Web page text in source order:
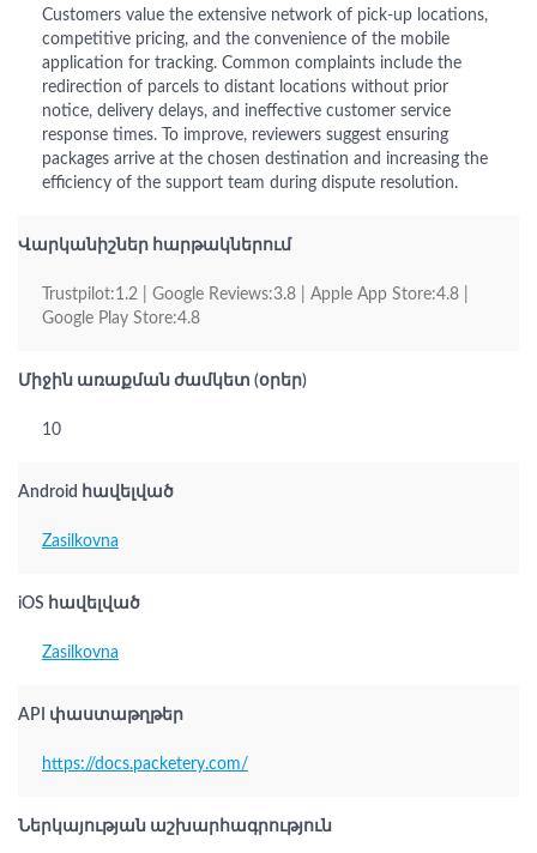
Customers value the extensive network of pick-up locations,
competitive pricing, and the convenience of the mobile
application for tracking. Common complaints include the
redirection of parcels to distant locations without prior
notice, delivery delays, and ineffective customer service
response times. To improve, reviewers suggest ensuring
packages arrive at the chosen destination and increasing the
efficiency of the support team during dispute resolution.
Վարկանիշներ հարթակներում
Trustpilot:1.2 | Google Reviews:3.8 | Apple App Store:4.8 |
Google Play Store:4.8
Միջին առաքման ժամկետ (օրեր)
10
Android հավելված
Zasilkovna
iOS հավելված
Zasilkovna
API փաստաթղթեր
https://docs.packetery.com/
Ներկայության աշխարհագրություն